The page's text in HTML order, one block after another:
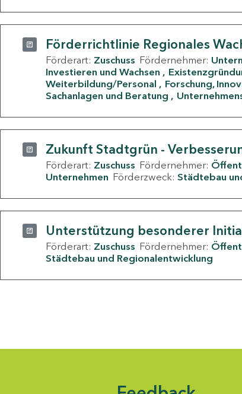
Förderrichtlinie Regionales
Förderart: Zuschuss Fördernehmer:
Investieren und Wachsen
Weiterbildung/Personal
Forschung,
Sachanlagen und Beratung
Zukunft Stadtgrün -
Förderart: Zuschuss Fördernehmer:
Unternehmen Förderzweck: Städtebau
Unterstützung besonderer
Förderart: Zuschuss Fördernehmer:
Städtebau und Regionalentwicklung